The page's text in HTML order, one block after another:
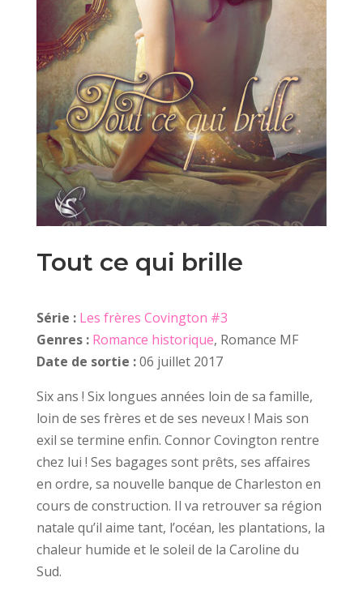
Tout ce qui brille
Série : Les frères Covington #3
Genres : Romance historique, Romance MF
Date de sortie :06 juillet 2017
Six ans ! Six longues années loin de sa famille,
loin de ses frères et de ses neveux ! Mais son
exil se termine enfin. Connor Covington rentre
chez lui ! Ses bagages sont prêts, ses affaires
en ordre, sa nouvelle banque de Charleston en
cours de construction. Il va retrouver sa région
natale qu’il aime tant, l’océan, les plantations, la
chaleur humide et le soleil de la Caroline du
Sud.